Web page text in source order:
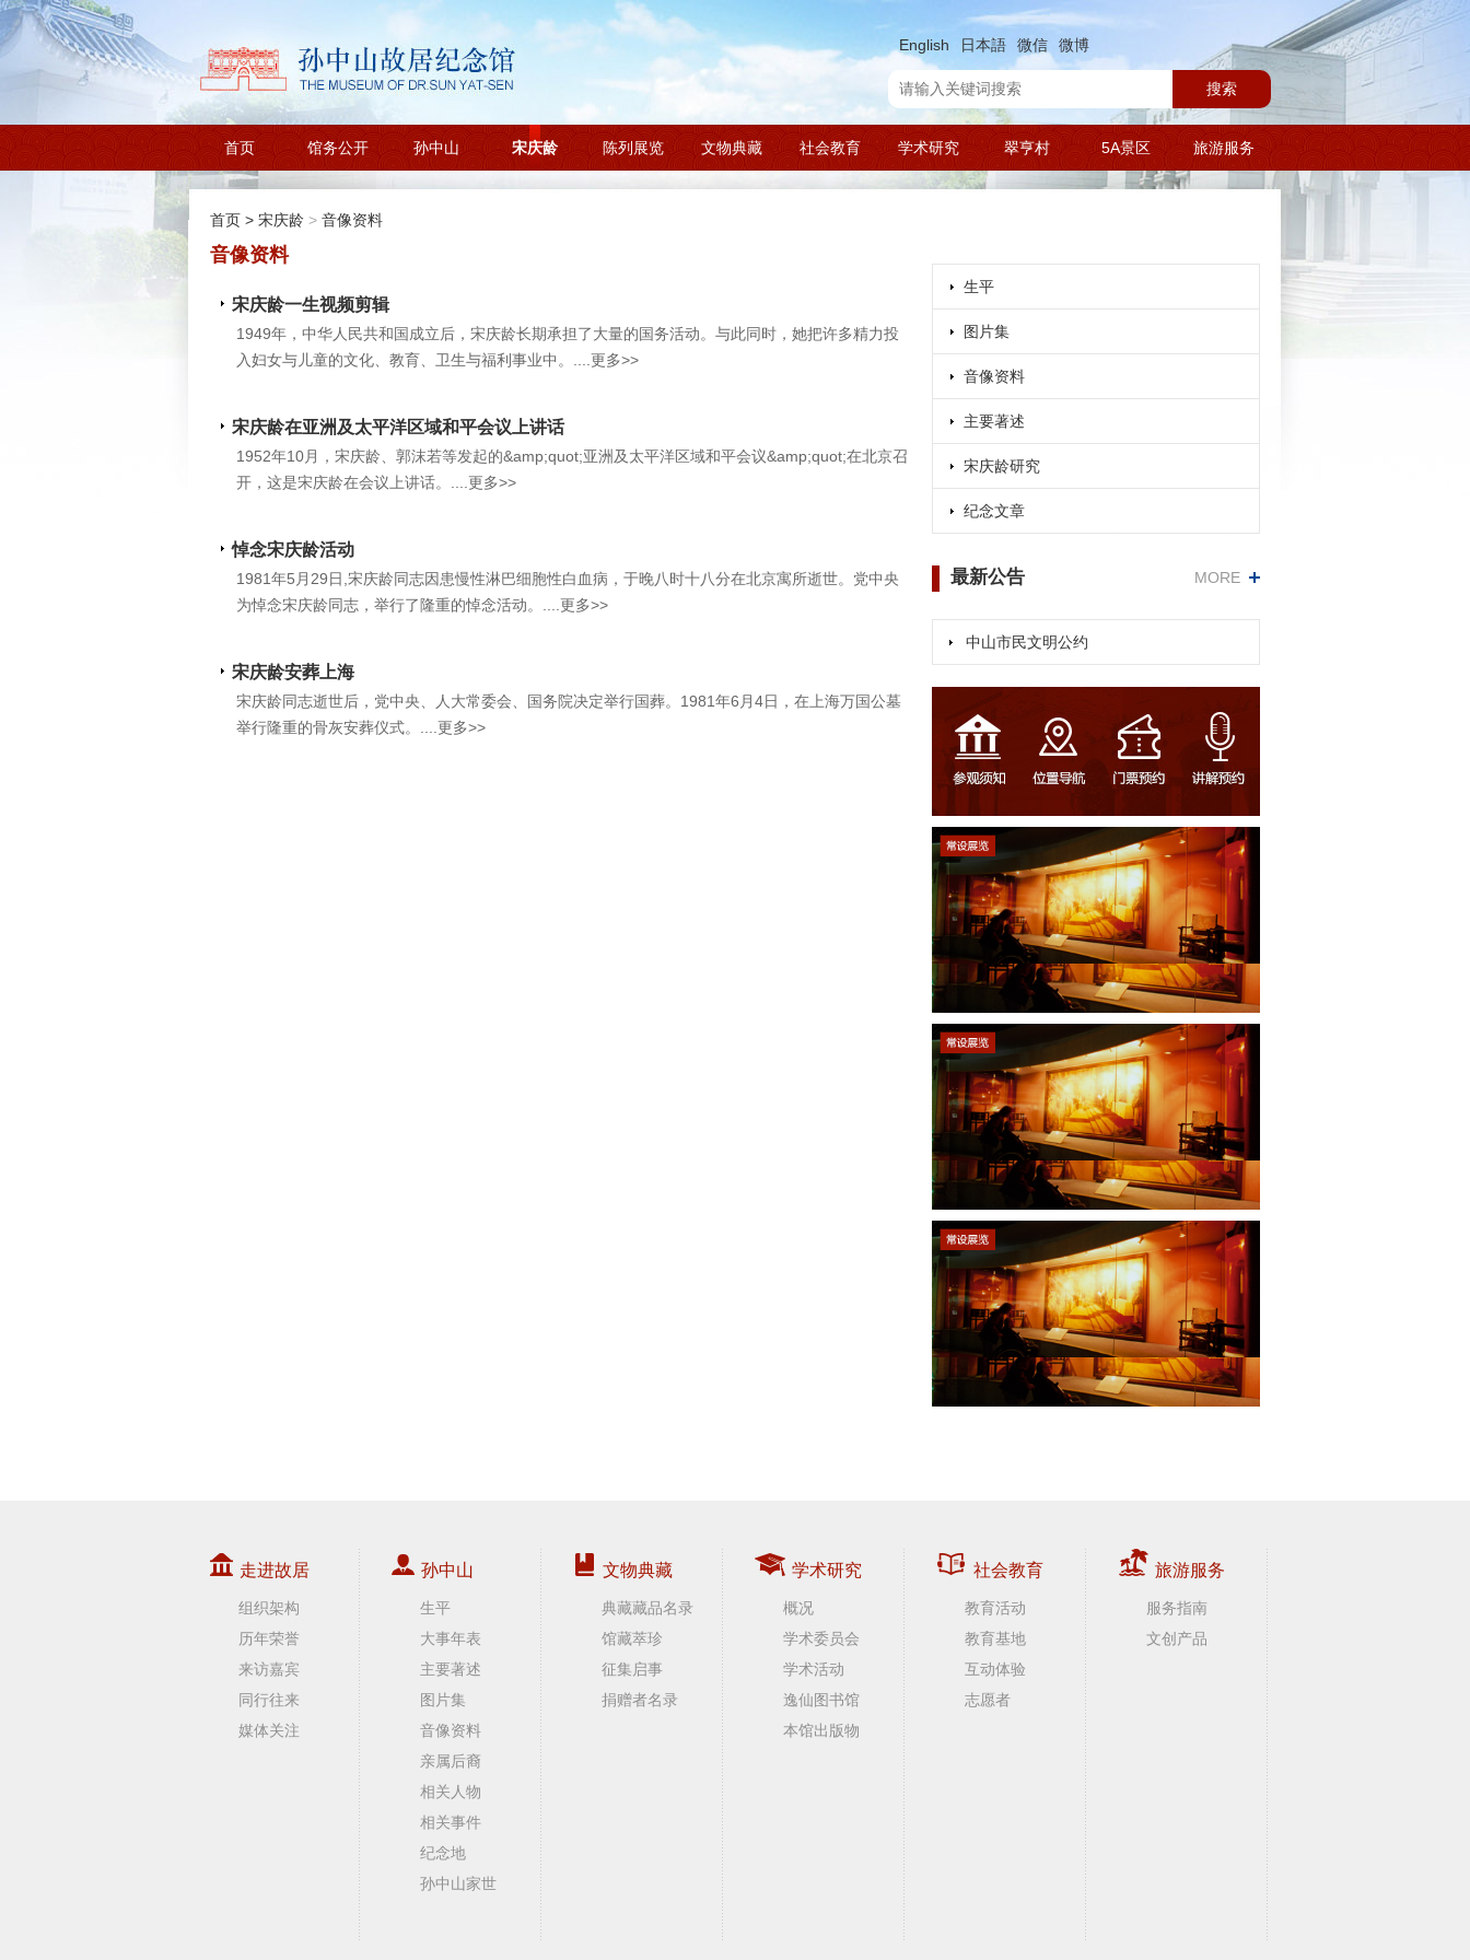
English 日本語 微信 微博
搜索
首页 馆务公开 孙中山 宋庆龄 陈列展览 文物典藏 社会教育 学术研究 翠亨村 5A景区 旅游服务
首页 > 宋庆龄 > 音像资料
音像资料
宋庆龄一生视频剪辑
1949年，中华人民共和国成立后，宋庆龄长期承担了大量的国务活动。与此同时，她把许多精力投
入妇女与儿童的文化、教育、卫生与福利事业中。....更多>>
宋庆龄在亚洲及太平洋区域和平会议上讲话
1952年10月，宋庆龄、郭沫若等发起的&amp;quot;亚洲及太平洋区域和平会议&amp;quot;在北京召
开，这是宋庆龄在会议上讲话。....更多>>
悼念宋庆龄活动
1981年5月29日,宋庆龄同志因患慢性淋巴细胞性白血病，于晚八时十八分在北京寓所逝世。党中央
为悼念宋庆龄同志，举行了隆重的悼念活动。....更多>>
宋庆龄安葬上海
宋庆龄同志逝世后，党中央、人大常委会、国务院决定举行国葬。1981年6月4日，在上海万国公墓
举行隆重的骨灰安葬仪式。....更多>>
生平
图片集
音像资料
主要著述
宋庆龄研究
纪念文章
最新公告 MORE
中山市民文明公约
走进故居
组织架构
历年荣誉
来访嘉宾
同行往来
媒体关注
孙中山
生平
大事年表
主要著述
图片集
音像资料
亲属后裔
相关人物
相关事件
纪念地
孙中山家世
文物典藏
典藏藏品名录
馆藏萃珍
征集启事
捐赠者名录
学术研究
概况
学术委员会
学术活动
逸仙图书馆
本馆出版物
社会教育
教育活动
教育基地
互动体验
志愿者
旅游服务
服务指南
文创产品